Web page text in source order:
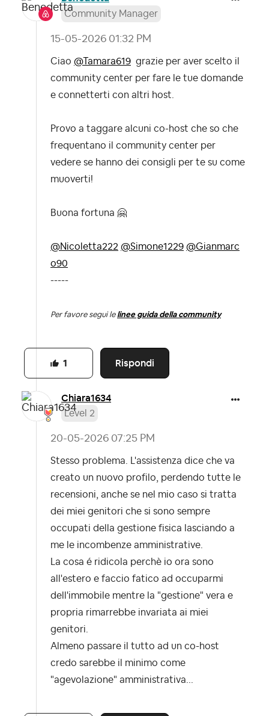
Community Manager
‎15-05-2026 01:32 PM
Ciao @Tamara619 grazie per aver scelto il
community center per fare le tue domande
e connetterti con altri host.
Provo a taggare alcuni co-host che so che
frequentano il community center per
vedere se hanno dei consigli per te su come
muoverti!
Buona fortuna 🤗
@Nicoletta222 @Simone1229 @Gianmarc
o90
-----
Per favore segui le linee guida della community
Rispondi
1
Chiara1634
Level 2
‎20-05-2026 07:25 PM
Stesso problema. L'assistenza dice che va
creato un nuovo profilo, perdendo tutte le
recensioni, anche se nel mio caso si tratta
dei miei genitori che si sono sempre
occupati della gestione fisica lasciando a
me le incombenze amministrative.
La cosa é ridicola perchè io ora sono
all'estero e faccio fatico ad occuparmi
dell'immobile mentre la "gestione" vera e
propria rimarrebbe invariata ai miei
genitori.
Almeno passare il tutto ad un co-host
credo sarebbe il minimo come
"agevolazione" amministrativa...